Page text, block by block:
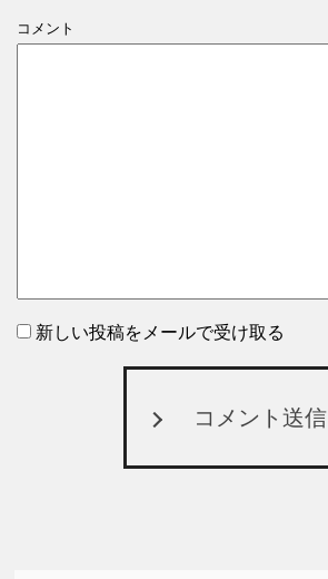
コメント
新しい投稿をメールで受け取る
コメント送信